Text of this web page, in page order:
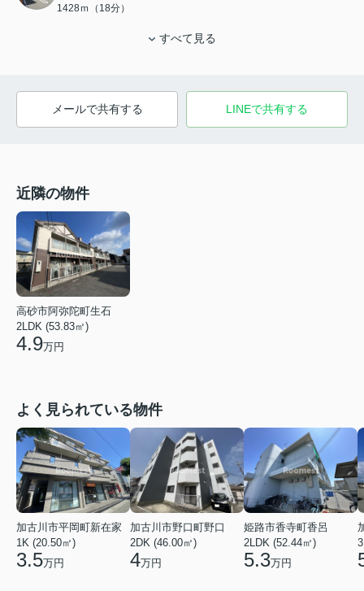
1428ｍ（18分）
すべて見る
メールで共有する LINEで共有する
近隣の物件
高砂市阿弥陀町生石
2LDK (53.83㎡)
4.9万円
よく見られている物件
加古川市平岡町新在家
1K (20.50㎡)
3.5万円
加古川市野口町野口
2DK (46.00㎡)
4万円
姫路市香寺町香呂
2LDK (52.44㎡)
5.3万円